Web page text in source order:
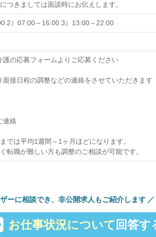
つきましては面談時にお伝えします。
2）07:00～16:00 3）13:00～22:00
護の応募フォームよりご応募ください
面接日程の調整などの連絡をさせていただきます
連絡
では平均1週間～1ヶ月ほどになります。
転職が難しい方も調整のご相談が可能です。
ーに相談でき、 非公開求人もご紹介します
お仕事状況について 回答す